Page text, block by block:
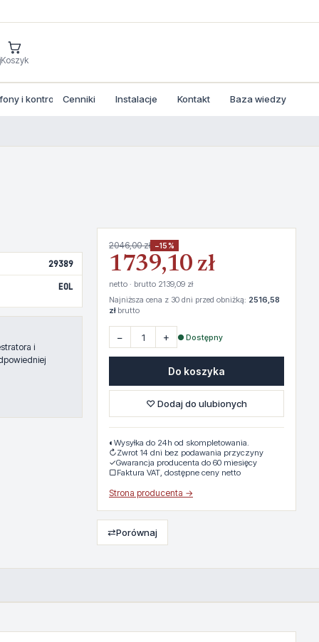
Koszyk
i kontrola dostepu
Cenniki Instalacje Kontakt Baza wiedzy
29389
EOL
i
2046,00 zł −15%
1739,10 zł
netto · brutto 2139,09 zł
Najniższa cena z 30 dni przed obniżką: 2516,58
złbrutto
− + ● Dostępny
Do koszyka
♡ Dodaj do ulubionych
◐ Wysyłka do 24h od skompletowania.
↻Zwrot 14 dni bez podawania przyczyny
✓Gwarancja producenta do 60 miesięcy
▢Faktura VAT, dostępne ceny netto
Strona producenta →
⇄Porównaj